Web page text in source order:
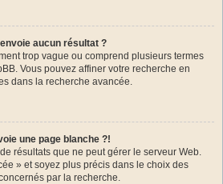
aucun résultat ?
trop vague ou comprend plusieurs termes
Vous pouvez affiner votre recherche en
dans la recherche avancée.
une page blanche ?!
résultats que ne peut gérer le serveur Web.
» et soyez plus précis dans le choix des
par la recherche.